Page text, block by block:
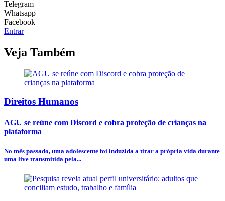
Telegram
Whatsapp
Facebook
Entrar
Veja Também
Direitos Humanos
AGU se reúne com Discord e cobra proteção de crianças na
plataforma
No mês passado, uma adolescente foi induzida a tirar a própria vida durante
uma live transmitida pela...